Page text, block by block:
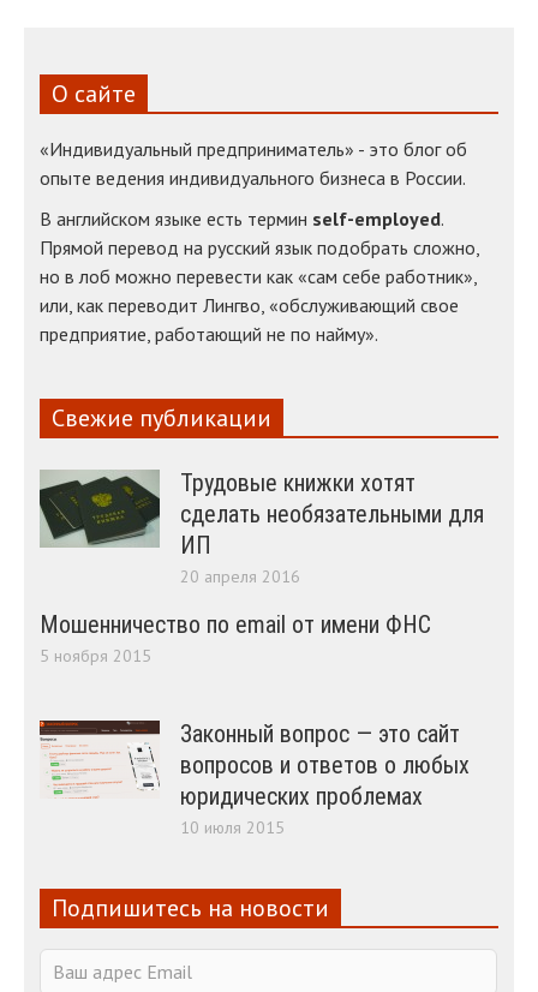
О сайте
«Индивидуальный предприниматель» - это блог об
опыте ведения индивидуального бизнеса в России.
В английском языке есть термин self-employed.
Прямой перевод на русский язык подобрать сложно,
но в лоб можно перевести как «сам себе работник»,
или, как переводит Лингво, «обслуживающий свое
предприятие, работающий не по найму».
Свежие публикации
Трудовые книжки хотят
сделать необязательными для
ИП
20 апреля 2016
Мошенничество по email от имени ФНС
5 ноября 2015
Законный вопрос — это сайт
вопросов и ответов о любых
юридических проблемах
10 июля 2015
Подпишитесь на новости